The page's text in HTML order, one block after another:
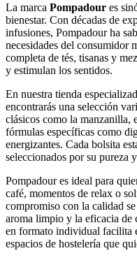
La marca Pompadour es
bienestar. Con décadas de
infusiones, Pompadour ha
necesidades del consumidor
completa de tés, tisanas y
y estimulan los sentidos.
En nuestra tienda
encontrarás una selección
clásicos como la manzanilla,
fórmulas específicas como
energizantes. Cada bolsita
seleccionados por su pureza
Pompadour es ideal para
café, momentos de relax o
compromiso con la calidad
aroma limpio y la eficacia de
en formato individual facilita
espacios de hostelería que